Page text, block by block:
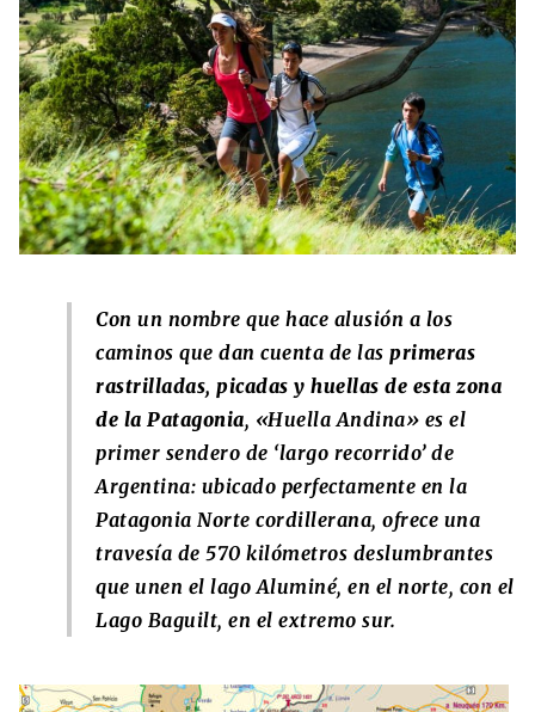
Con un nombre que hace alusión a los
caminos que dan cuenta de las primeras
rastrilladas, picadas y huellas de esta zona
de la Patagonia, «Huella Andina» es el
primer sendero de ‘largo recorrido’ de
Argentina: ubicado perfectamente en la
Patagonia Norte cordillerana, ofrece una
travesía de 570 kilómetros deslumbrantes
que unen el lago Aluminé, en el norte, con el
Lago Baguilt, en el extremo sur.